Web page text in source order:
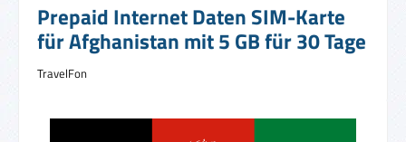
Prepaid Internet Daten SIM-Karte
für Afghanistan mit 5 GB für 30 Tage
TravelFon